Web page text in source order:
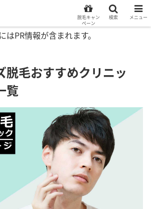
PR情報が含まれます。
脱毛おすすめクリニッ
覧
脱毛キャン
ペーン
検索 メニュー